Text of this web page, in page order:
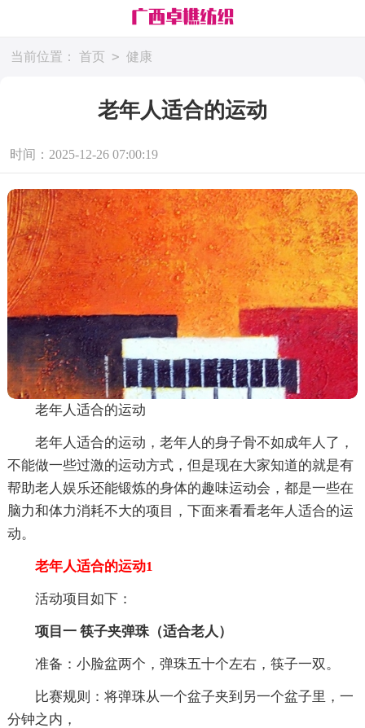
当前位置： 首页 > 健康
老年人适合的运动
时间：2025-12-26 07:00:19
老年人适合的运动
老年人适合的运动，老年人的身子骨不如成年人了，
不能做一些过激的运动方式，但是现在大家知道的就是有
帮助老人娱乐还能锻炼的身体的趣味运动会，都是一些在
脑力和体力消耗不大的项目，下面来看看老年人适合的运
动。
老年人适合的运动1
活动项目如下：
项目一 筷子夹弹珠（适合老人）
准备：小脸盆两个，弹珠五十个左右，筷子一双。
比赛规则：将弹珠从一个盆子夹到另一个盆子里，一
分钟之内，